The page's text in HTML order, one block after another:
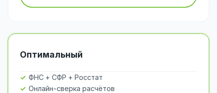
Оптимальный
ФНС + СФР + Росстат
Онлайн-сверка расчётов